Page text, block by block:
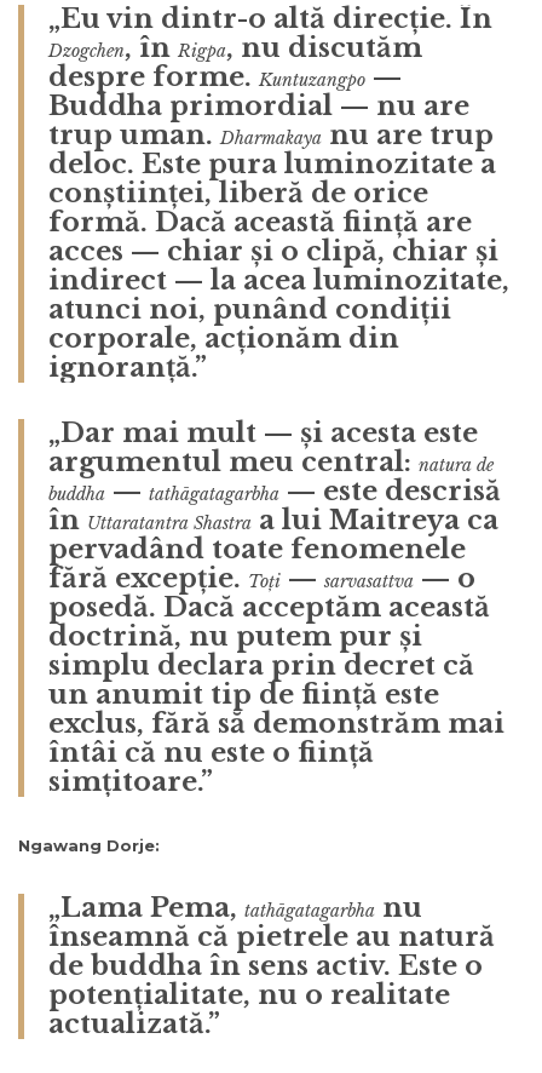
„Eu vin dintr-o altă direcție. În
Dzogchen, în Rigpa, nu discutăm
despre forme.Kuntuzangpo —
Buddha primordial — nu are
trup uman.Dharmakaya nu are trup
deloc. Este pura luminozitate a
conștiinței, liberă de orice
formă. Dacă această ființă are
acces — chiar și o clipă, chiar și
indirect — la acea luminozitate,
atunci noi, punând condiții
corporale, acționăm din
ignoranță.”
„Dar mai mult — și acesta este
argumentul meu central: natura de
buddha — tathāgatagarbha — este descrisă
în Uttaratantra Shastra a lui Maitreya ca
pervadând toate fenomenele
fără excepție. Toți — sarvasattva — o
posedă. Dacă acceptăm această
doctrină, nu putem pur și
simplu declara prin decret că
un anumit tip de ființă este
exclus, fără să demonstrăm mai
întâi că nu este o ființă
simțitoare.”
Ngawang Dorje:
„Lama Pema, tathāgatagarbha nu
înseamnă că pietrele au natură
de buddha în sens activ. Este o
potențialitate, nu o realitate
actualizată.”